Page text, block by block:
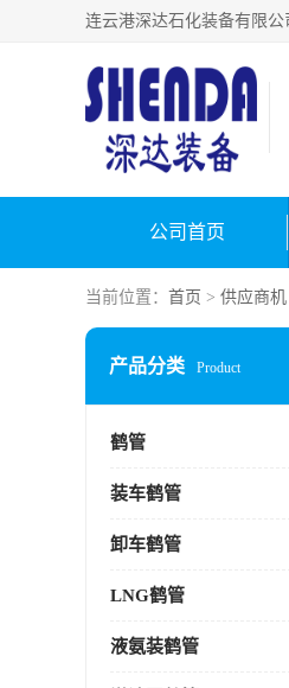
公司首页
当前位置： 首页 > 供应商机
产品分类 Product
鹤管
装车鹤管
卸车鹤管
LNG鹤管
液氨装鹤管